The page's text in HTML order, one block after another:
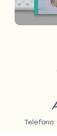
Teléfono: